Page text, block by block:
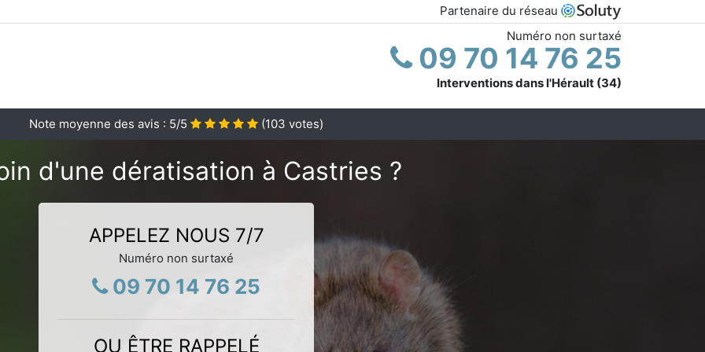
Partenaire du réseau
Numéro non surtaxé
09 70 14 76 25
Interventions dans l'Hérault (34)
Note moyenne des avis : 5/5 (103 votes)
d'une dératisation à Castries ?
APPELEZ NOUS 7/7
Numéro non surtaxé
09 70 14 76 25
OU ÊTRE RAPPELÉ